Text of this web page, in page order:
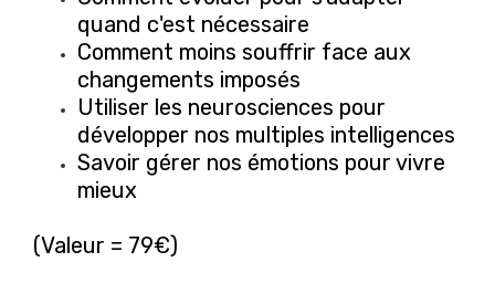
quand c'est nécessaire
Comment moins souffrir face aux
changements imposés
Utiliser les neurosciences pour
développer nos multiples intelligences
Savoir gérer nos émotions pour vivre
mieux
(Valeur = 79€)